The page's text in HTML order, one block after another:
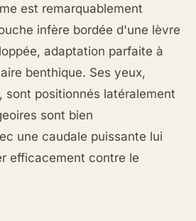
est remarquablement
infère bordée d'une lèvre
adaptation parfaite à
benthique. Ses yeux,
sont positionnés latéralement
sont bien
une caudale puissante lui
efficacement contre le